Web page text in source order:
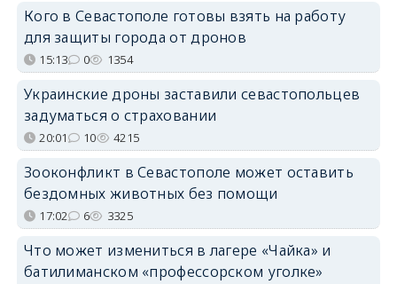
Кого в Севастополе готовы взять на работу
для защиты города от дронов
15:13 0 1354
Украинские дроны заставили севастопольцев
задуматься о страховании
20:01 10 4215
Зооконфликт в Севастополе может оставить
бездомных животных без помощи
17:02 6 3325
Что может измениться в лагере «Чайка» и
батилиманском «профессорском уголке»